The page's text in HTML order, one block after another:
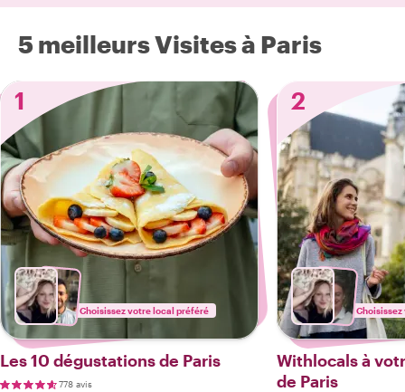
5 meilleurs Visites à Paris
1
Choisissez votre local préféré
Les 10 dégustations de Paris
778 avis
2
Withlocals à
de Paris